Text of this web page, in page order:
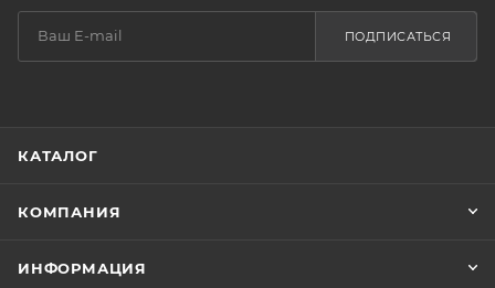
ПОДПИСАТЬСЯ
КАТАЛОГ
КОМПАНИЯ
ИНФОРМАЦИЯ